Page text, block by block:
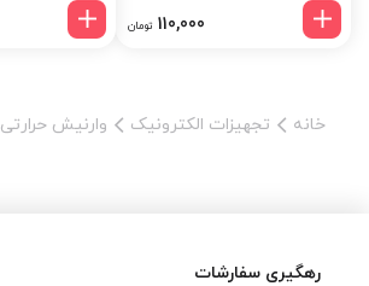
110,000 تومان
خانه تجهیزات الکترونیک وارنیش حرارتی
رهگیری سفارشات